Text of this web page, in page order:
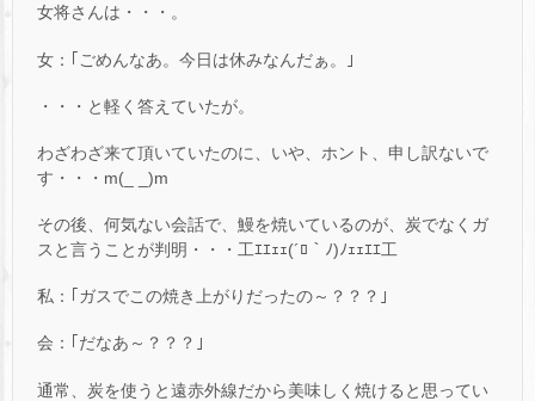
女将さんは・・・。
女：｢ごめんなあ。今日は休みなんだぁ。｣
・・・と軽く答えていたが。
わざわざ来て頂いていたのに、いや、ホント、申し訳ないで
す・・・m(_ _)m
その後、何気ない会話で、鰻を焼いているのが、炭でなくガ
スと言うことが判明・・・工ｴｴｪｪ(´ﾛ｀ﾉ)ﾉｪｪｴｴ工
私：｢ガスでこの焼き上がりだったの～？？？｣
会：｢だなあ～？？？｣
通常、炭を使うと遠赤外線だから美味しく焼けると思ってい